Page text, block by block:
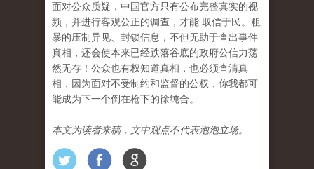
面对公众质疑，中国官方只有公布完整真实的视
频，并进行客观公正的调查，才能 取信于民。粗
暴的压制异见、封锁信息，不但无助于查出事件
真相，还会使本来已经跌落谷底的政府公信力荡
然无存！公众也有权知道真相，也必须查清真
相，因为面对不受制约和监督的公权，你我都可
能成为下一个倒在枪下的徐纯合。
本文为读者来稿，文中观点不代表泡泡立场。